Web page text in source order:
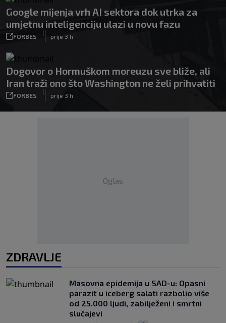
Google mijenja vrh AI sektora dok utrka za
umjetnu inteligenciju ulazi u novu fazu
FORBES
|
prije 3 h
Dogovor o Hormuškom moreuzu sve bliže, ali
Iran traži ono što Washington ne želi prihvatiti
FORBES
|
prije 3 h
Oglas
ZDRAVLJE
Masovna epidemija u SAD-u: Opasni
parazit u iceberg salati razbolio više
od 25.000 ljudi, zabilježeni i smrtni
slučajevi